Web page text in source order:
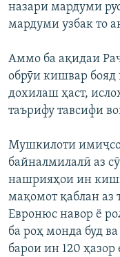
назари мардуми
мардуми узбак то
Аммо ба ақидаи
обрӯи кишвар
дохилаш ҳаст,
таърифу тавсифи
Мушкилоти
байналмилалӣ аз
нашрияҳои ин
мақомот қаблан аз
Евронюс навор ё
ба роҳ монда буд
барои ин 120 ҳазор